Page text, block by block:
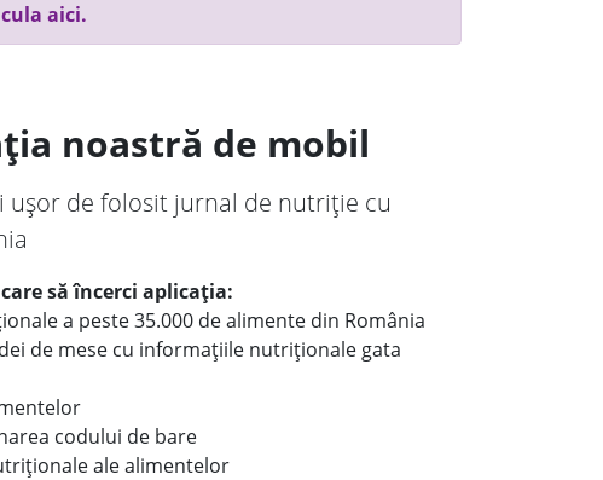
aici.
noastră de mobil
ușor de folosit jurnal de nutriție cu
să încerci aplicația:
a peste 35.000 de alimente din România
de mese cu informațiile nutriționale gata
codului de bare
ale alimentelor